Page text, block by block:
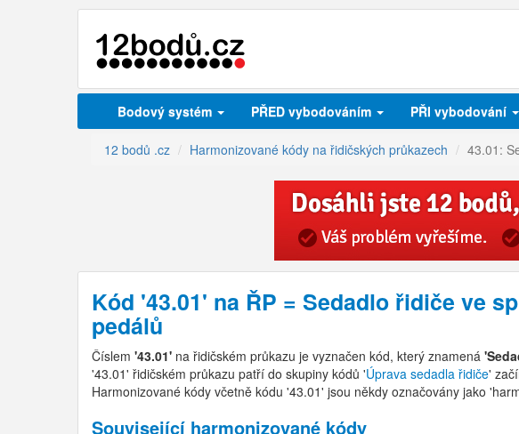
Bodový systém PŘED vybodováním PŘI vybodování
12 bodů .cz Harmonizované kódy na řidičských průkazech
43.01:
Kód '43.01' na ŘP = Sedadlo řidiče ve
pedálů
Číslem '43.01' na řidičském průkazu je vyznačen kód, který znamená
'43.01' řidičském průkazu patří do skupiny kódů 'Úprava sedadla řidiče'
Harmonizované kódy včetně kódu '43.01' jsou někdy označovány jako
Související harmonizované kódy